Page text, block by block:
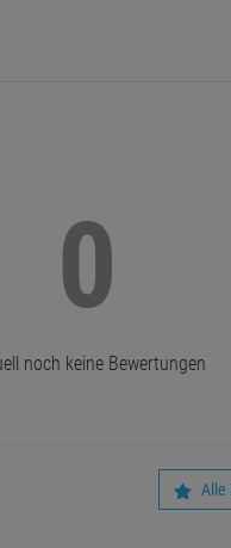
0
noch keine Bewertungen
Alle